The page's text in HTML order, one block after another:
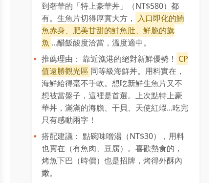
到奢華的「特上豪華丼」（NT$580）都
有。生魚片切得厚實大方， 入口即化的鮪
魚赤身、肥美甘甜的鮭魚肚、鮮脆的旗
魚 ...醋飯酸度洽當，溫度適中。
推薦理由： 靠近漁港的絕對新鮮優勢！ CP
值遠勝觀光區 同等級海鮮丼。用料實在，
海鮮給得毫不手軟。想吃新鮮生魚片又不
想被當盤子，這裡是首選。上次點特上豪
華丼，滿滿的海膽、干貝、天使紅蝦...吃完
只有感動兩字！
搭配建議： 點碗味噌湯（NT$30），用料
也實在（有魚肉、豆腐）。喜歡熱食的，
烤魚下巴（時價）也是招牌，烤得外酥內
嫩。